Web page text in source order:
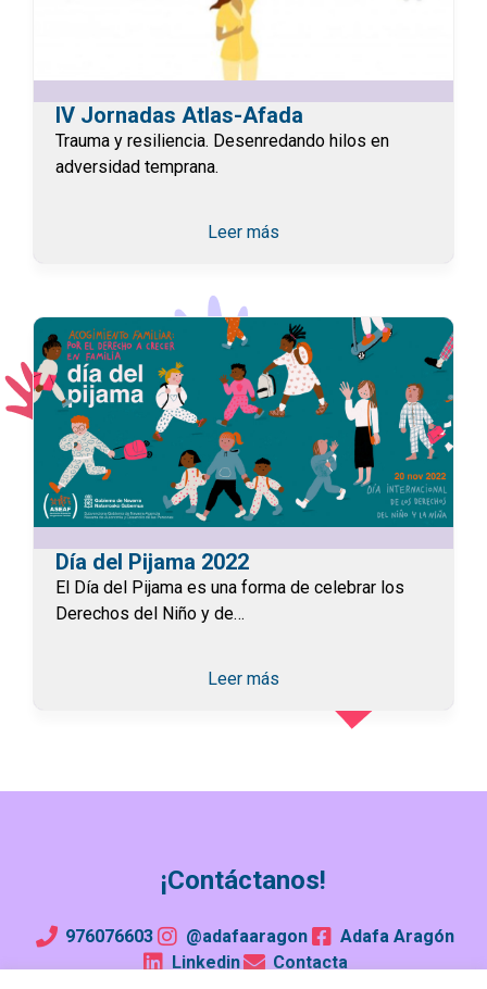
IV Jornadas Atlas-Afada
Trauma y resiliencia. Desenredando hilos en
adversidad temprana.
Leer más
Día del Pijama 2022
El Día del Pijama es una forma de celebrar los
Derechos del Niño y de…
Leer más
¡Contáctanos!
976076603 @adafaaragon
Adafa Aragón
Linkedin
Contacta